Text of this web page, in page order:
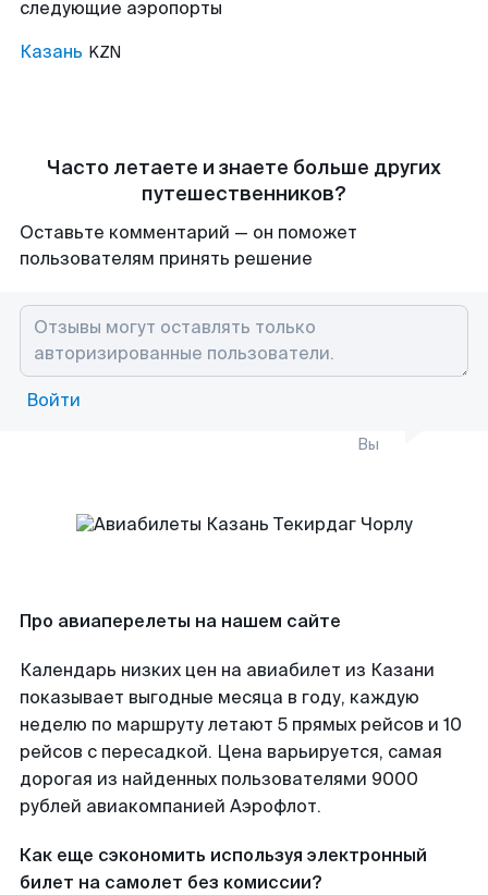
следующие аэропорты
Казань KZN
Часто летаете и знаете больше других
путешественников?
Оставьте комментарий — он поможет
пользователям принять решение
Войти
Вы
Про авиаперелеты на нашем сайте
Календарь низких цен на авиабилет из Казани
показывает выгодные месяца в году, каждую
неделю по маршруту летают 5 прямых рейсов и 10
рейсов с пересадкой. Цена варьируется, самая
дорогая из найденных пользователями 9000
рублей авиакомпанией Аэрофлот.
Как еще сэкономить используя электронный
билет на самолет без комиссии?